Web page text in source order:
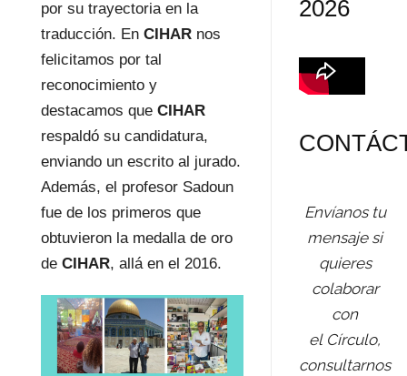
por su trayectoria en la
traducción. En CIHAR nos
felicitamos por tal
reconocimiento y
destacamos que CIHAR
respaldó su candidatura,
enviando un escrito al jurado.
Además, el profesor Sadoun
fue de los primeros que
obtuvieron la medalla de oro
de CIHAR, allá en el 2016.
2026
Envíanos tu
mensaje si
quieres
colaborar
con
el Círculo,
consultarnos